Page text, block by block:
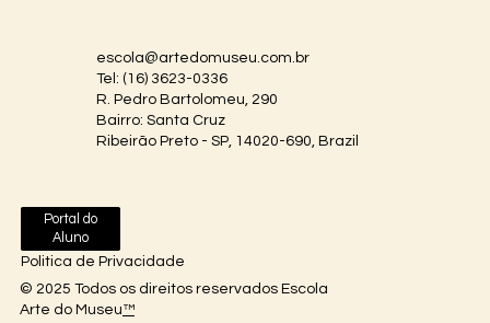
escola@artedomuseu.com.br
Tel: (16) 3623-0336
R. Pedro Bartolomeu, 290
Bairro: Santa Cruz
Ribeirão Preto - SP, 14020-690, Brazil
Portal do
Aluno
Politica de Privacidade
© 2025 Todos os direitos reservados Escola
Arte do Museu™